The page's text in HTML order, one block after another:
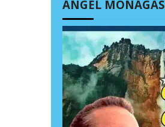
ÁNGEL MONAGAS